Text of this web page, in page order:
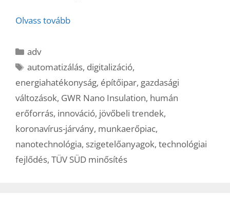
Olvass tovább
Kategória
adv
Címkék
automatizálás, digitalizáció,
energiahatékonyság, építőipar, gazdasági
változások, GWR Nano Insulation, humán
erőforrás, innováció, jövőbeli trendek,
koronavírus-járvány, munkaerőpiac,
nanotechnológia, szigetelőanyagok, technológiai
fejlődés, TÜV SÜD minősítés